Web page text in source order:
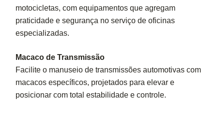
motocicletas, com equipamentos que agregam
praticidade e segurança no serviço de oficinas
especializadas.
Macaco de Transmissão
Facilite o manuseio de transmissões automotivas com
macacos específicos, projetados para elevar e
posicionar com total estabilidade e controle.